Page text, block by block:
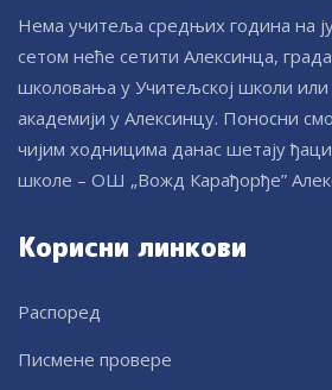
Нема учитеља средњих година на
сетом неће сетити Алексинца,
школовања у Учитељској школи
академији у Алексинцу. Поносни
чијим ходницима данас шетају
школе – ОШ „Вожд Карађорђе”
Корисни линкови
Распоред
Писмене провере